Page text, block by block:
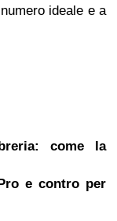
ideale e a
come la
e contro per